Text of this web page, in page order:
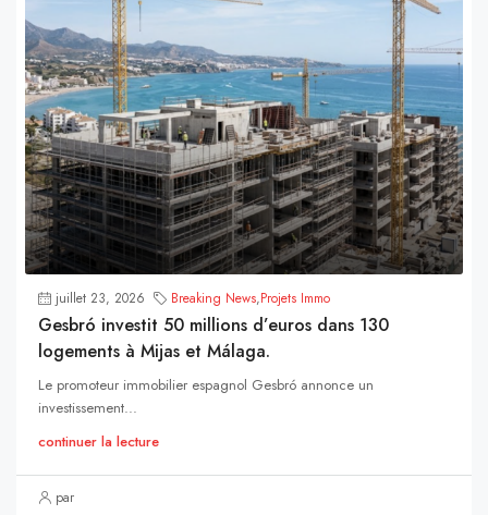
juillet 23, 2026 Breaking News,Projets Immo
Gesbró investit 50 millions d’euros dans 130
logements à Mijas et Málaga.
Le promoteur immobilier espagnol Gesbró annonce un
investissement...
continuer la lecture
par